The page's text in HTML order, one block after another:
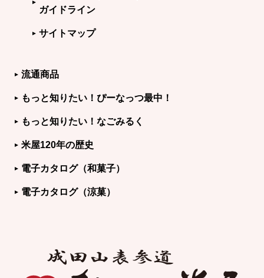
ガイドライン
サイトマップ
流通商品
もっと知りたい！ぴーなっつ最中！
もっと知りたい！なごみるく
米屋120年の歴史
電子カタログ（和菓子）
電子カタログ（涼菓）